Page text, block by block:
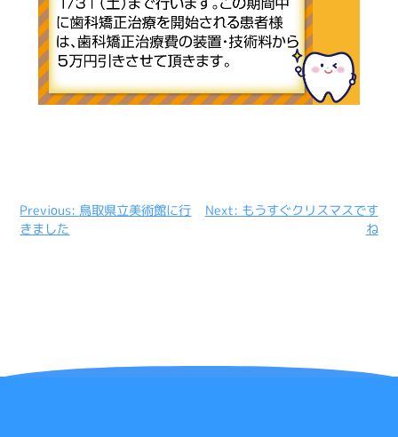
投
稿
Previous: 鳥取県立美術館に行
きました
Next: もうすぐクリスマスです
ね